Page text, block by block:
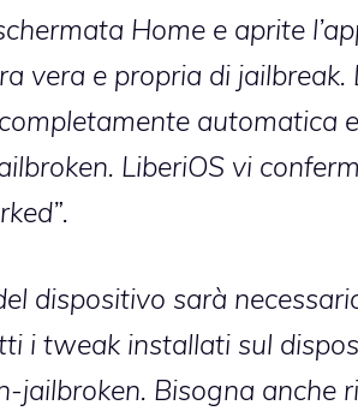
Home e aprite
vera e propria di
automatica
LiberiOS vi
dispositivo sarà
i tweak installati sul
jailbroken. Bisogna anche